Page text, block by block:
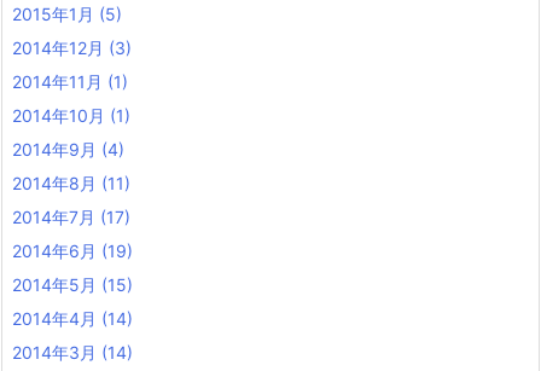
2015年1月 (5)
2014年12月 (3)
2014年11月 (1)
2014年10月 (1)
2014年9月 (4)
2014年8月 (11)
2014年7月 (17)
2014年6月 (19)
2014年5月 (15)
2014年4月 (14)
2014年3月 (14)